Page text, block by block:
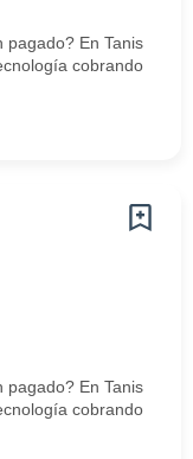
pagado? En Tanis
cobrando
pagado? En Tanis
cobrando